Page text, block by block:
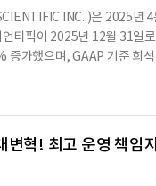
INC. )은 2025년
티픽이 2025년 12월 31일
가했으며, GAAP 기준 희
성장했다.회사는 뛰어난 운
비즈니스 시스템의 힘을
Krios™ 5 Cryo-TEM,
Scientific™ Helios™
집 시간을 단축시키기 위
혁! 최고 운영 책임